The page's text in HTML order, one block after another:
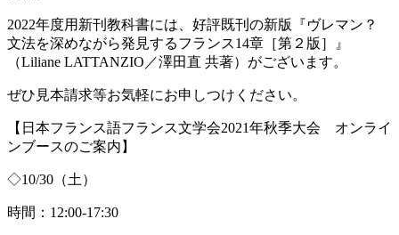
2022年度用新刊教科書には、好評既刊の新版『ヴレマン？
文法を深めながら発見するフランス14章［第２版］』
（Liliane LATTANZIO ／澤田直 共著）がございます。
ぜひ見本請求等お気軽にお申しつけください。
【日本フランス語フランス文学会2021年秋季大会 オンライ
ンブースのご案内】
◇10/30 （土）
時間： 12:00-17:30